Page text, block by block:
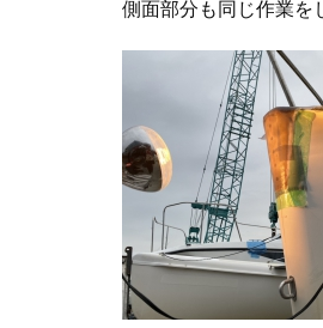
側面部分も同じ作業を